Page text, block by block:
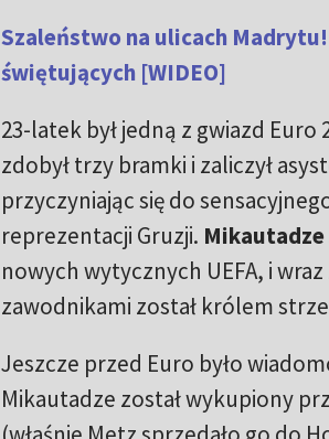
Szaleństwo na ulicach
świętujących [WIDEO]
23-latek był jedną z gwiazd Euro
zdobył trzy bramki i zaliczył
przyczyniając się do
reprezentacji Gruzji. Mikautadze
nowych wytycznych UEFA, i
zawodnikami został królem
Jeszcze przed Euro było
Mikautadze został wykupiony